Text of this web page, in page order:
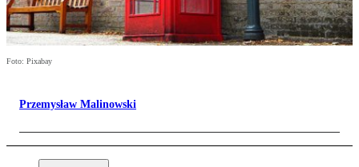
Foto: Pixabay
Przemysław Malinowski